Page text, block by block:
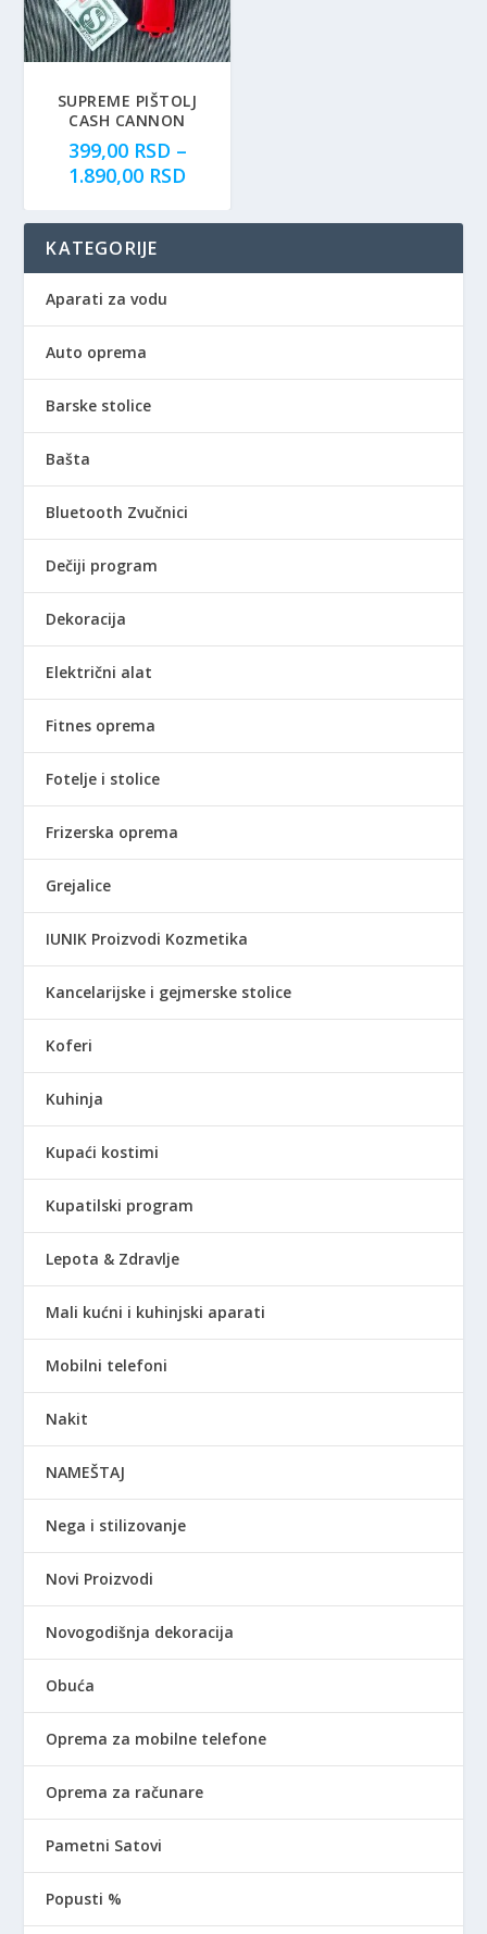
SUPREME PIŠTOLJ
CASH CANNON
399,00 RSD –
1.890,00 RSDR
s
o
c
n
9
0
S
d
1
0
0
R
D
KATEGORIJE
Aparati za vodu
Auto oprema
Barske stolice
Bašta
Bluetooth Zvučnici
Dečiji program
Dekoracija
Električni alat
Fitnes oprema
Fotelje i stolice
Frizerska oprema
Grejalice
IUNIK Proizvodi Kozmetika
Kancelarijske i gejmerske stolice
Koferi
Kuhinja
Kupaći kostimi
Kupatilski program
Lepota & Zdravlje
Mali kućni i kuhinjski aparati
Mobilni telefoni
Nakit
NAMEŠTAJ
Nega i stilizovanje
Novi Proizvodi
Novogodišnja dekoracija
Obuća
Oprema za mobilne telefone
Oprema za računare
Pametni Satovi
Popusti %